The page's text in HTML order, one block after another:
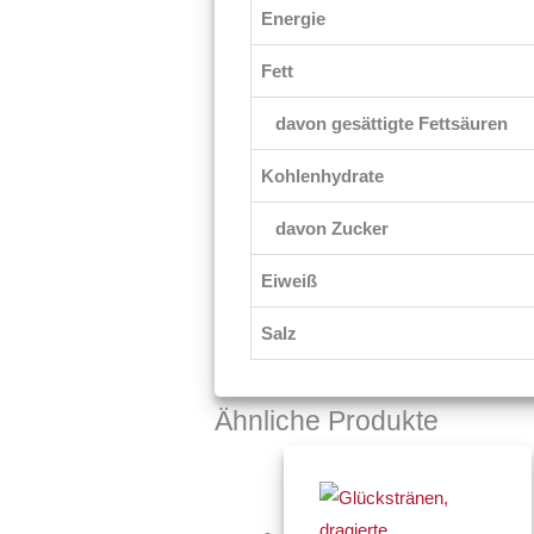
Energie
Fett
davon gesättigte Fettsäuren
Kohlenhydrate
davon Zucker
Eiweiß
Salz
Ähnliche Produkte